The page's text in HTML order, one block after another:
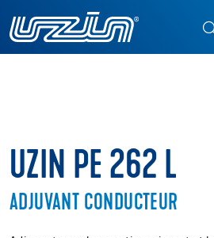
UZIN PE 262 L
ADJUVANT CONDUCTEUR